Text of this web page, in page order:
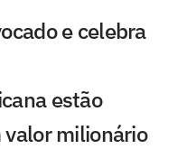
e celebra
estão
milionário